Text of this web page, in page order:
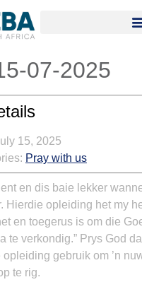
07-2025
15, 2025
Pray with us
en dis baie lekker
Hierdie opleiding het my
en toegerus is om die
te verkondig.” Prys God
opleiding gebruik om ’n
te rig.